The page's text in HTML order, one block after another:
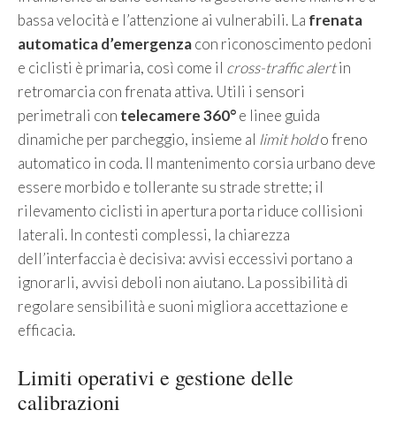
bassa velocità e l’attenzione ai vulnerabili. La frenata
automatica d’emergenzacon riconoscimento pedoni
e ciclisti è primaria, così come il cross-traffic alertin
retromarcia con frenata attiva. Utili i sensori
perimetrali con telecamere 360°e linee guida
dinamiche per parcheggio, insieme al limit holdo freno
automatico in coda. Il mantenimento corsia urbano deve
essere morbido e tollerante su strade strette; il
rilevamento ciclisti in apertura porta riduce collisioni
laterali. In contesti complessi, la chiarezza
dell’interfaccia è decisiva: avvisi eccessivi portano a
ignorarli, avvisi deboli non aiutano. La possibilità di
regolare sensibilità e suoni migliora accettazione e
efficacia.
Limiti operativi e gestione delle
calibrazioni